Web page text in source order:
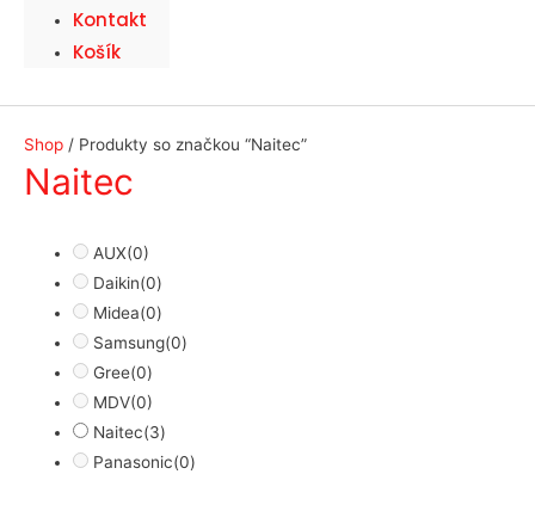
Kontakt
Košík
Shop / Produkty so značkou “Naitec”
Naitec
AUX(0)
Daikin(0)
Midea(0)
Samsung(0)
Gree(0)
MDV(0)
Naitec(3)
Panasonic(0)